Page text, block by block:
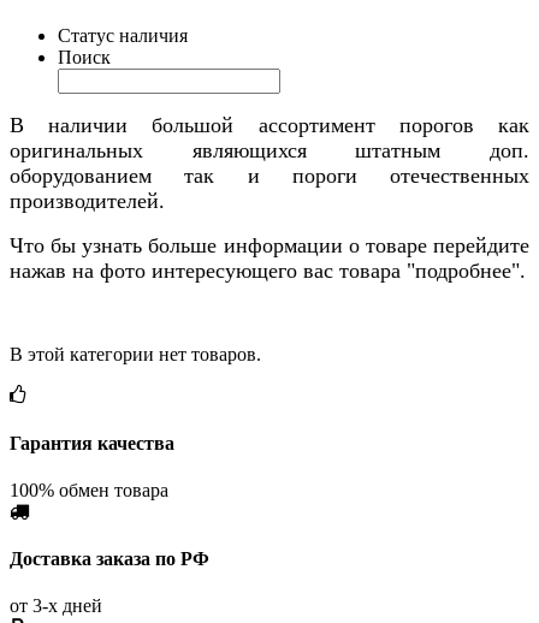
Статус наличия
Поиск
В наличии большой ассортимент порогов как
оригинальных являющихся штатным доп.
оборудованием так и пороги отечественных
производителей.
Что бы узнать больше информации о товаре перейдите
нажав на фото интересующего вас товара "подробнее".
В этой категории нет товаров.
Гарантия качества
100% обмен товара
Доставка заказа по РФ
от 3-х дней